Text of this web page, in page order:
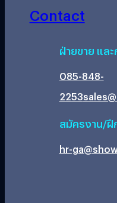
Contact
ฝ่ายขาย แล
085-848-
2253
สมัครงาน/ฝึ
hr-